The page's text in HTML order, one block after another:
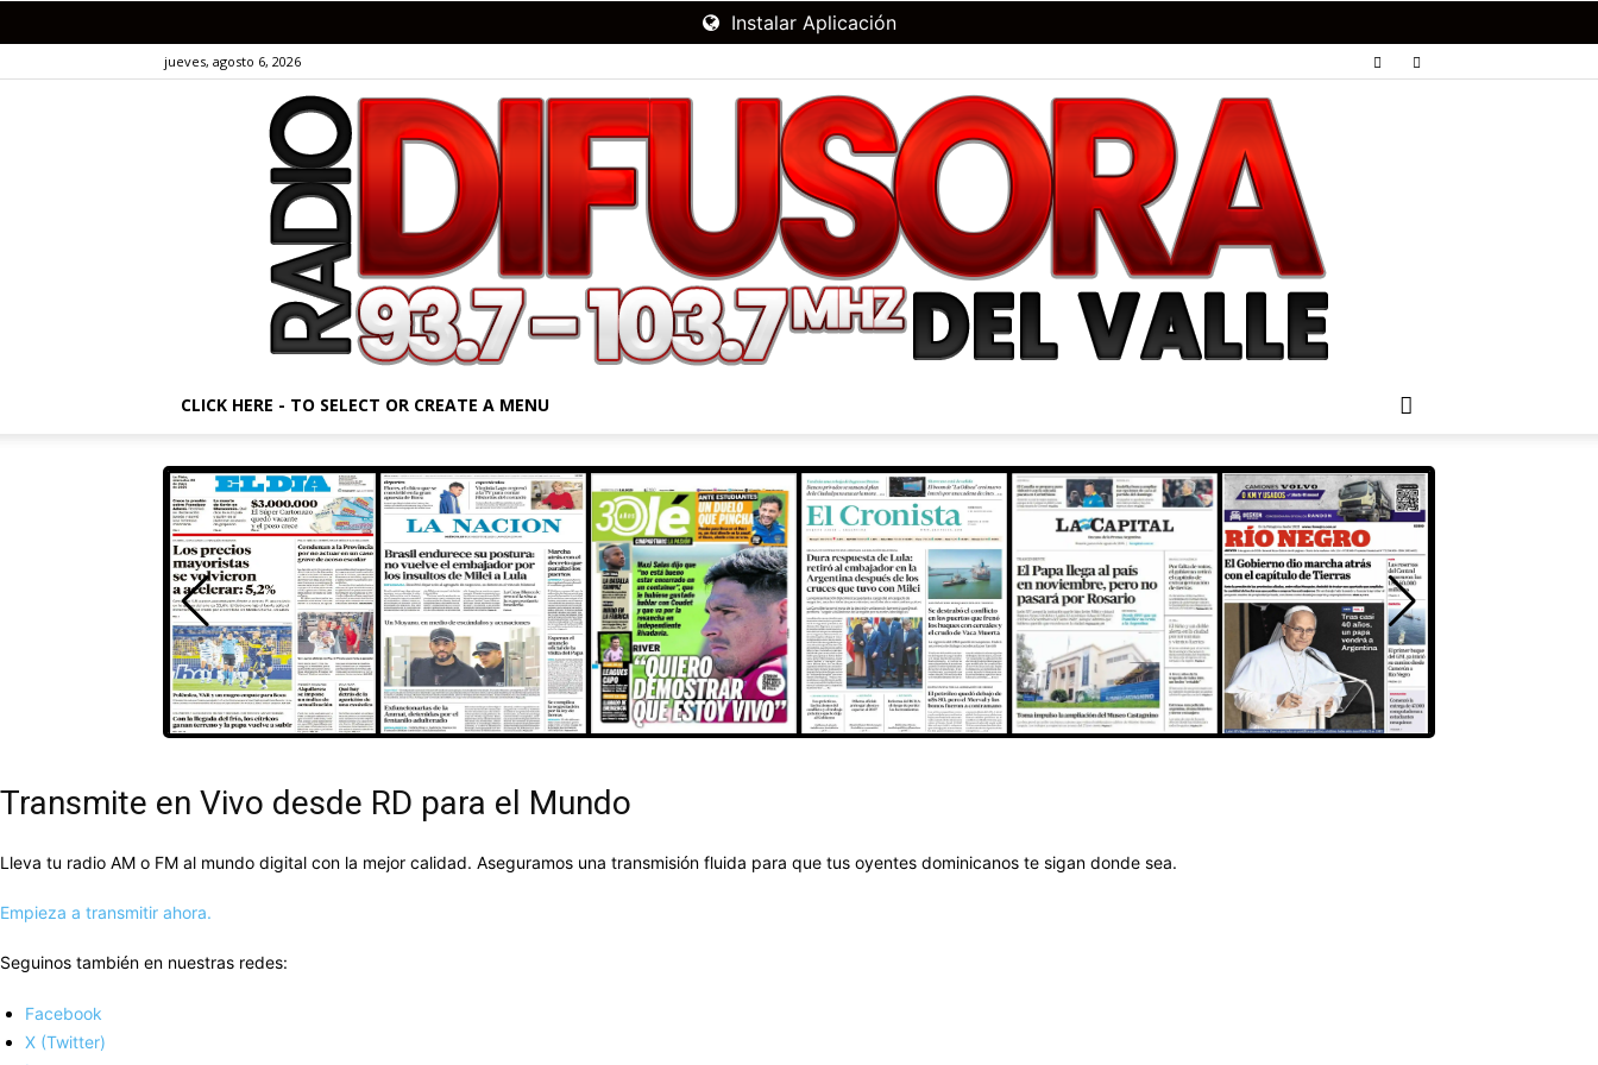
Instalar Aplicación
jueves, agosto 6, 2026
DIFUSORA
CLICK HERE - TO SELECT OR CREATE A MENU
Transmite en Vivo desde RD para el Mundo
Lleva tu radio AM o FM al mundo digital con la mejor calidad. Aseguramos una transmisión fluida para que tus oyentes dominicanos te sigan donde sea.
Empieza a transmitir ahora.
Seguinos también en nuestras redes:
Facebook
X (Twitter)